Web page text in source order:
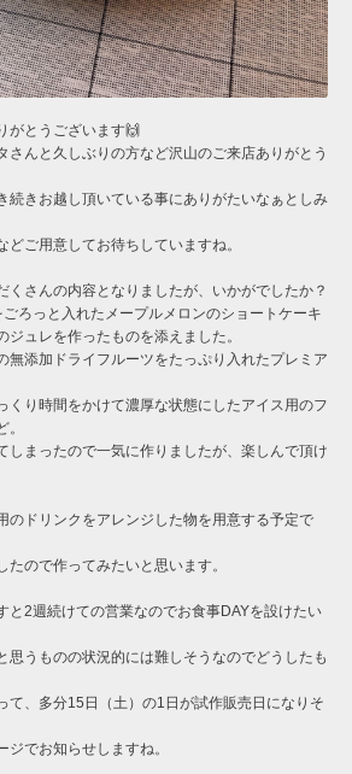
がとうございます🙌
さんと久しぶりの方など沢山のご来店ありがとう
続きお越し頂いている事にありがたいなぁとしみ
どご用意してお待ちしていますね。
くさんの内容となりましたが、いかがでしたか？
ろっと入れたメープルメロンのショートケーキ
ュレを作ったものを添えました。
無添加ドライフルーツをたっぷり入れたプレミア
くり時間をかけて濃厚な状態にしたアイス用のフ
しまったので一気に作りましたが、楽しんで頂け
のドリンクをアレンジした物を用意する予定で
たので作ってみたいと思います。
と2週続けての営業なのでお食事DAYを設けたい
思うものの状況的には難しそうなのでどうしたも
て、多分15日（土）の1日が試作販売日になりそ
でお知らせしますね。